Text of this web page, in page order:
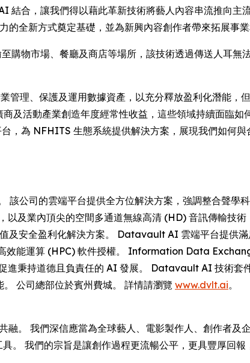
合，讓我們得以藉此革新技術將藝人內容串流推向主
全新方式奠定基礎，並為新興內容創作者帶來拓展事業
物市場、餐廳及商店等場所，該技術透過傳送人耳無
、保護及運用數據資產，以充分釋放盈利化潛能，
及活動產業創造年度經常性收益，這些領域持續面臨如
為 NFHITS 生態系統提供解決方案，展現我們如何與
公司的雲端平台提供全方位解決方案，強調整合聲學
業內頂尖的空間多通道無線高清 (HD) 音訊傳輸技術
及安全盈利化解決方案。 Datavault AI 雲端平台提供
效能運算 (HPC) 軟件授權。 Information Data
進秉持道德且負責任的 AI 發展。 Datavault AI 技術套
公司總部位於賓州費城。 詳情請瀏覽 www.dvlt.ai。
。 我們深信應當為全球藝人、電影製作人、創作者及
。 我們的宗旨是讓創作過程更流暢公平，更具豐厚回